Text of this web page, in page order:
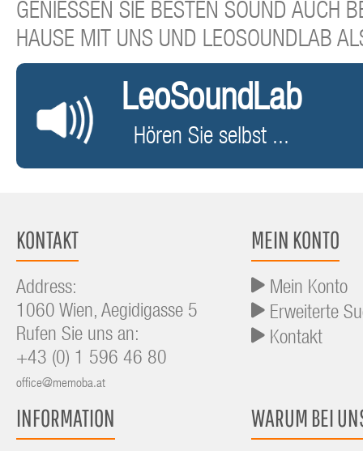
GENIESSEN SIE BESTEN SOUND AUCH
HAUSE MIT UNS UND LEOSOUNDLAB
LeoSoundLab
Hören Sie selbst ...
KONTAKT
Address:
1060 Wien, Aegidigasse 5
Rufen Sie uns an:
+43 (0) 1 596 46 80
office@memoba.at
MEIN KONTO
Mein Konto
Erweiterte
Kontakt
INFORMATION WARUM BEI